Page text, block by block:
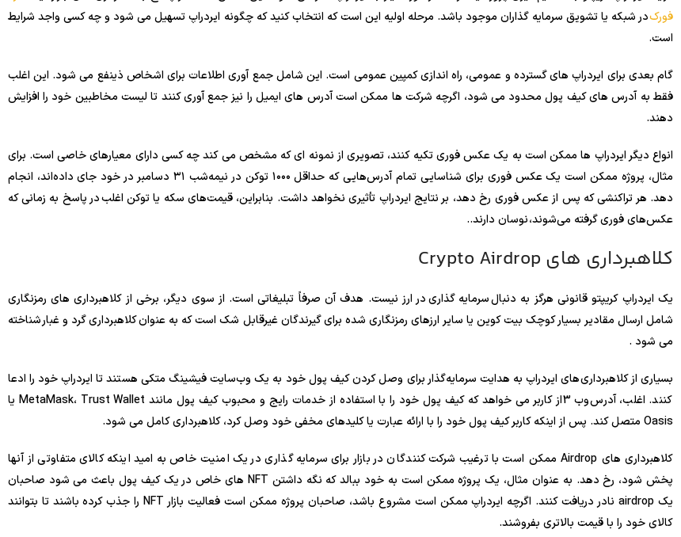
فورکدر شبکه یا تشویق سرمایه گذاران موجود باشد. مرحله اولیه این است که انتخاب کنید که چگونه ایردراپ تسهیل می شود و چه کسی واجد شرایط
است.
گام بعدی برای ایردراپ های گسترده و عمومی، راه اندازی کمپین عمومی است. این شامل جمع آوری اطلاعات برای اشخاص ذینفع می شود. این اغلب
فقط به آدرس های کیف پول محدود می شود، اگرچه شرکت ها ممکن است آدرس های ایمیل را نیز جمع آوری کنند تا لیست مخاطبین خود را افزایش
دهند.
انواع دیگر ایردراپ ها ممکن است به یک عکس فوری تکیه کنند، تصویری از نمونه ای که مشخص می کند چه کسی دارای معیارهای خاصی است. برای
مثال، پروژه ممکن است یک عکس فوری برای شناسایی تمام آدرس‌هایی که حداقل ۱۰۰۰ توکن در نیمه‌شب ۳۱ دسامبر در خود جای داده‌اند، انجام
دهد. هر تراکنشی که پس از عکس فوری رخ دهد، بر نتایج ایردراپ تأثیری نخواهد داشت. بنابراین، قیمت‌های سکه یا توکن اغلب در پاسخ به زمانی که
عکس‌های فوری گرفته می‌شوند، نوسان دارند..
کلاهبرداری های Crypto Airdrop
یک ایردراپ کریپتو قانونی هرگز به دنبال سرمایه گذاری در ارز نیست. هدف آن صرفاً تبلیغاتی است. از سوی دیگر، برخی از کلاهبرداری های رمزنگاری
شامل ارسال مقادیر بسیار کوچک بیت کوین یا سایر ارزهای رمزنگاری شده برای گیرندگان غیرقابل شک است که به عنوان کلاهبرداری گرد و غبار شناخته
می شود .
بسیاری از کلاهبرداری‌های ایردراپ به هدایت سرمایه‌گذار برای وصل کردن کیف پول خود به یک وب‌سایت فیشینگ متکی هستند تا ایردراپ خود را ادعا
کنند. اغلب، آدرس وب 3 از کاربر می خواهد که کیف پول خود را با استفاده از خدمات رایج و محبوب کیف پول مانند MetaMask، Trust Wallet یا
Oasis متصل کند. پس از اینکه کاربر کیف پول خود را با ارائه عبارت یا کلیدهای مخفی خود وصل کرد، کلاهبرداری کامل می شود.
کلاهبرداری های Airdrop ممکن است با ترغیب شرکت کنندگان در بازار برای سرمایه گذاری در یک امنیت خاص به امید اینکه کالای متفاوتی از آنها
پخش شود، رخ دهد. به عنوان مثال، یک پروژه ممکن است به خود ببالد که نگه داشتن NFT های خاص در یک کیف پول باعث می شود صاحبان
یک airdrop نادر دریافت کنند. اگرچه ایردراپ ممکن است مشروع باشد، صاحبان پروژه ممکن است فعالیت بازار NFT را جذب کرده باشند تا بتوانند
کالای خود را با قیمت بالاتری بفروشند.